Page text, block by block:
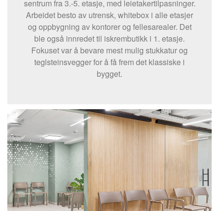
sentrum fra 3.-5. etasje, med leietakertilpasninger.
Arbeidet besto av utrensk, whitebox i alle etasjer
og oppbygning av kontorer og fellesarealer. Det
ble også innredet til iskrembutikk i 1. etasje.
Fokuset var å bevare mest mulig stukkatur og
teglsteinsvegger for å få frem det klassiske i
bygget.